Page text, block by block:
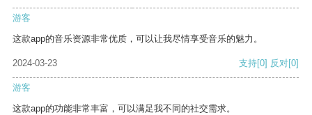
游客
这款app的音乐资源非常优质，可以让我尽情享受音乐的魅力。
2024-03-23 支持[0] 反对[0]
游客
这款app的功能非常丰富，可以满足我不同的社交需求。